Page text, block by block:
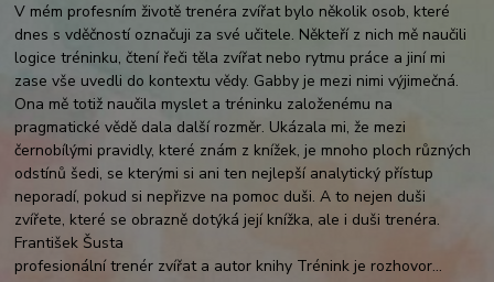
V mém profesním životě trenéra zvířat bylo několik osob, které
dnes s vděčností označuji za své učitele. Někteří z nich mě naučili
logice tréninku, čtení řeči těla zvířat nebo rytmu práce a jiní mi
zase vše uvedli do kontextu vědy. Gabby je mezi nimi výjimečná.
Ona mě totiž naučila myslet a tréninku založenému na
pragmatické vědě dala další rozměr. Ukázala mi, že mezi
černobílými pravidly, které znám z knížek, je mnoho ploch různých
odstínů šedi, se kterými si ani ten nejlepší analytický přístup
neporadí, pokud si nepřizve na pomoc duši. A to nejen duši
zvířete, které se obrazně dotýká její knížka, ale i duši trenéra.
František Šusta
profesionální trenér zvířat a autor knihy Trénink je rozhovor...